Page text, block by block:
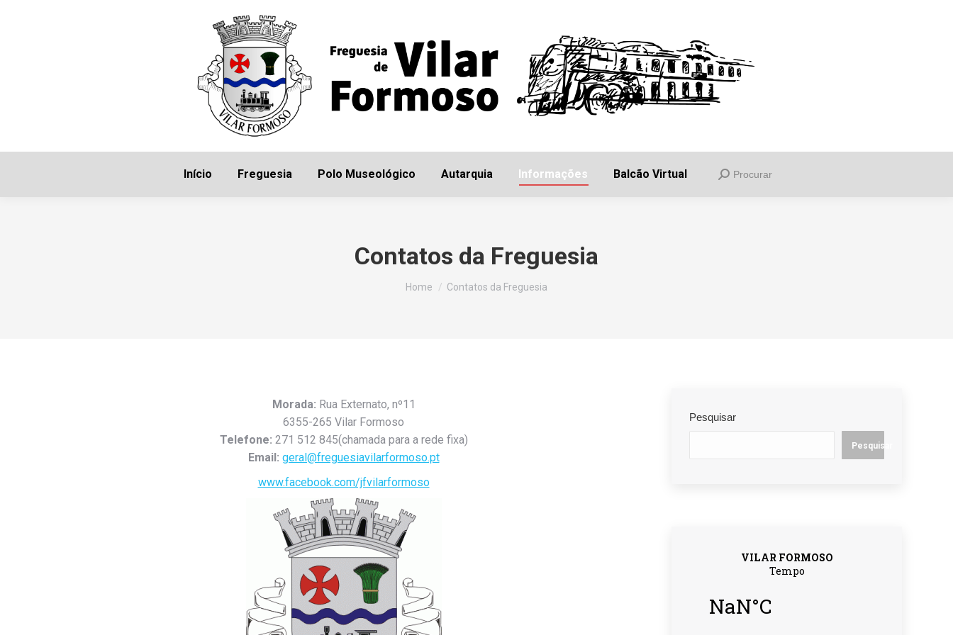
Início Freguesia Polo Museológico Autarquia Informações Balcão Virtual Search:
Procurar
Contatos da Freguesia
You are here:
Home Contatos da Freguesia
Morada: Rua Externato, nº11
6355-265 Vilar Formoso
Telefone: 271 512 845(chamada para a rede fixa)
Email: geral@freguesiavilarformoso.pt
www.facebook.com/jfvilarformoso
Pesquisar
Pesquisar